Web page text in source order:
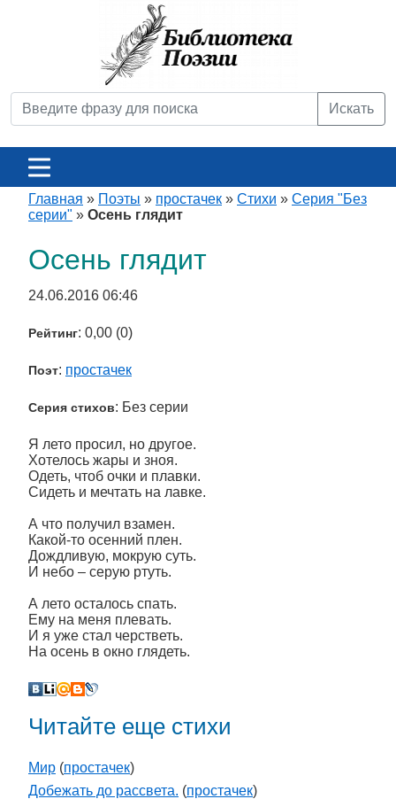
Искать
Главная » Поэты » простачек » Стихи » Серия "Без
серии" » Осень глядит
Осень глядит
24.06.2016 06:46
Рейтинг: 0,00 (0)
Поэт: простачек
Серия стихов: Без серии
Я лето просил, но другое.
Хотелось жары и зноя.
Одеть, чтоб очки и плавки.
Сидеть и мечтать на лавке.
А что получил взамен.
Какой-то осенний плен.
Дождливую, мокрую суть.
И небо – серую ртуть.
А лето осталось спать.
Ему на меня плевать.
И я уже стал черстветь.
На осень в окно глядеть.
Читайте еще стихи
Мир (простачек)
Добежать до рассвета. (простачек)